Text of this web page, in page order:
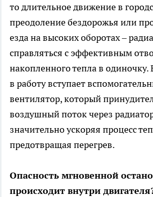
то длительное движение в
преодоление бездорожья или
езда на высоких оборотах –
справляться с эффективным
накопленного тепла в одиночку.
в работу вступает
вентилятор, который
воздушный поток через
значительно ускоряя процесс
предотвращая перегрев.
Опасность мгновенной
происходит внутри